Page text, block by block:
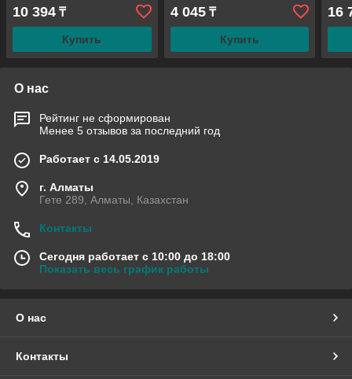
10 394 ₸
Купить
4 045₸
Купить
16
О нас
Рейтинг не сформирован
Менее 5 отзывов за последний год
Работает с 14.05.2019
г. Алматы
Гете 289, Алматы, Казахстан
Контакты
Сегодня работает с 10:00 до 18:00
Показать весь график работы
О нас
Контакты